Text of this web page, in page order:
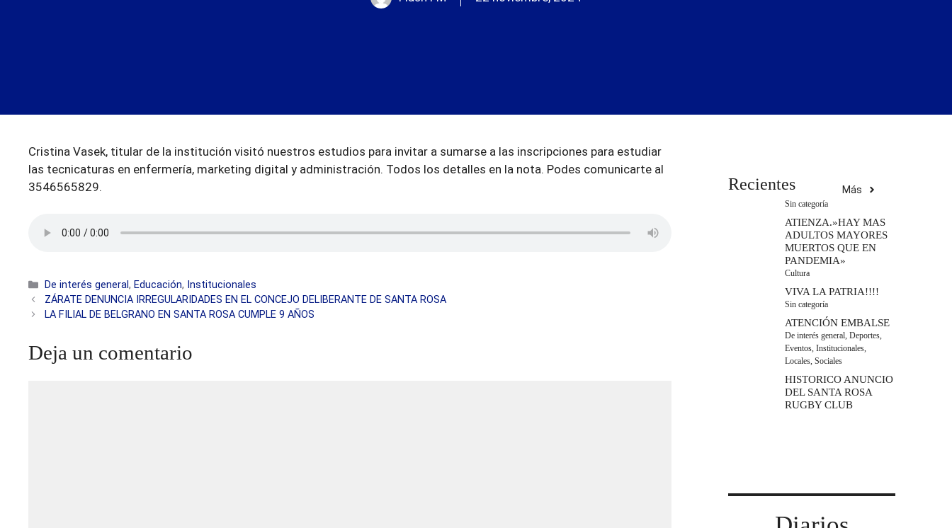
Cristina Vasek, titular de la institución visitó nuestros estudios para invitar a sumarse a las inscripciones para estudiar
las tecnicaturas en enfermería, marketing digital y administración. Todos los detalles en la nota. Podes comunicarte al
3546565829.
Categorías
De interés general, Educación, Institucionales
ZÁRATE DENUNCIA IRREGULARIDADES EN EL CONCEJO DELIBERANTE DE SANTA ROSA
LA FILIAL DE BELGRANO EN SANTA ROSA CUMPLE 9 AÑOS
Deja un comentario
Recientes Más
Sin categoría
ATIENZA.»HAY MAS
ADULTOS MAYORES
MUERTOS QUE EN
PANDEMIA»
Cultura
VIVA LA PATRIA!!!!
Sin categoría
ATENCIÓN EMBALSE
De interés general, Deportes,
Eventos, Institucionales,
Locales, Sociales
HISTORICO ANUNCIO
DEL SANTA ROSA
RUGBY CLUB